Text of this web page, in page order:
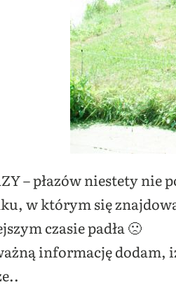
– płazów niestety nie
w którym się
czasie padła 🙁
informację dodam,